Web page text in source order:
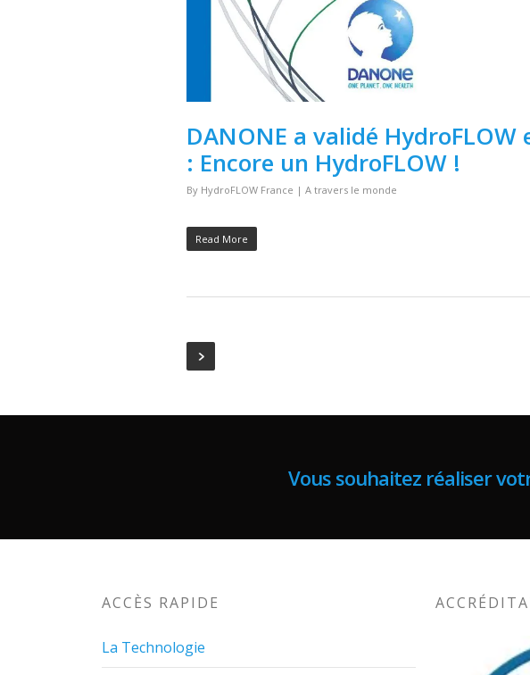
DANONE a validé
: Encore un HydroFLOW !
By HydroFLOW France | A travers le monde
Read More
Vous souhaitez réaliser
ACCÈS RAPIDE
La Technologie